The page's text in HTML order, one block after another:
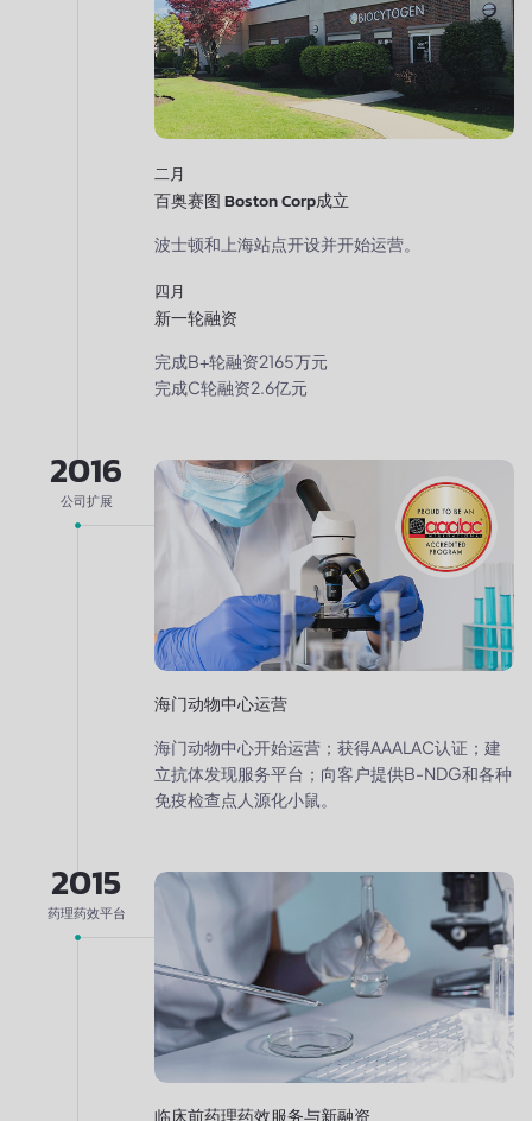
二月
百奥赛图 Boston Corp成立
波士顿和上海站点开设并开始运营。
四月
新一轮融资
完成B+轮融资2165万元
完成C轮融资2.6亿元
2016
公司扩展
海门动物中心运营
海门动物中心开始运营；获得AAALAC认证；建
立抗体发现服务平台；向客户提供B-NDG和各种
免疫检查点人源化小鼠。
2015
药理药效平台